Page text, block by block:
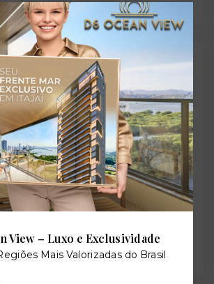
61 - Passo da Areia - Porto
266
View – Luxo e Exclusividade
Mais Valorizadas do Brasil